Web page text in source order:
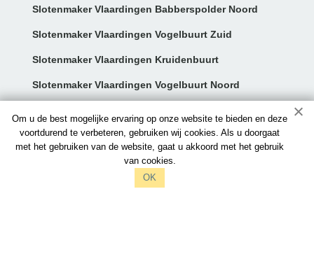
Om u de best mogelijke ervaring op onze website te bieden en deze
voortdurend te verbeteren, gebruiken wij cookies. Als u doorgaat
met het gebruiken van de website, gaat u akkoord met het gebruik
van cookies.
OK
Slotenmaker Vlaardingen Babberspolder Noord
Slotenmaker Vlaardingen Vogelbuurt Zuid
Slotenmaker Vlaardingen Kruidenbuurt
Slotenmaker Vlaardingen Vogelbuurt Noord
Contact:
info@vlaardingenslotenmakers.nl